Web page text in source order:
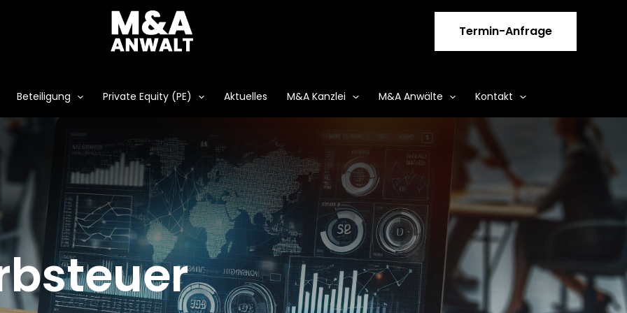
Termin-Anfrage
Beteiligung Private Equity (PE) Aktuelles M&A Kanzlei M&A Anwälte Kontakt